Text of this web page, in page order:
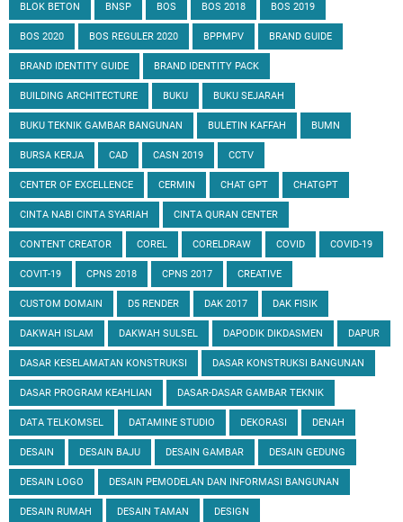
BLOK BETON BNSP BOS BOS 2018 BOS 2019
BOS 2020 BOS REGULER 2020 BPPMPV BRAND GUIDE
BRAND IDENTITY GUIDE BRAND IDENTITY PACK
BUILDING ARCHITECTURE BUKU BUKU SEJARAH
BUKU TEKNIK GAMBAR BANGUNAN BULETIN KAFFAH BUMN
BURSA KERJA CAD CASN 2019 CCTV
CENTER OF EXCELLENCE CERMIN CHAT GPT CHATGPT
CINTA NABI CINTA SYARIAH CINTA QURAN CENTER
CONTENT CREATOR COREL CORELDRAW COVID COVID-19
COVIT-19 CPNS 2018 CPNS 2017 CREATIVE
CUSTOM DOMAIN D5 RENDER DAK 2017 DAK FISIK
DAKWAH ISLAM DAKWAH SULSEL DAPODIK DIKDASMEN DAPUR
DASAR KESELAMATAN KONSTRUKSI DASAR KONSTRUKSI BANGUNAN
DASAR PROGRAM KEAHLIAN DASAR-DASAR GAMBAR TEKNIK
DATA TELKOMSEL DATAMINE STUDIO DEKORASI DENAH
DESAIN DESAIN BAJU DESAIN GAMBAR DESAIN GEDUNG
DESAIN LOGO DESAIN PEMODELAN DAN INFORMASI BANGUNAN
DESAIN RUMAH DESAIN TAMAN DESIGN